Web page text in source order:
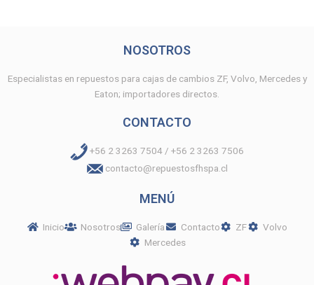
NOSOTROS
Especialistas en repuestos para cajas de cambios ZF, Volvo, Mercedes y
Eaton; importadores directos.
CONTACTO
+56 2 3263 7504 / +56 2 3263 7506
contacto@repuestosfhspa.cl
MENÚ
Inicio Nosotros Galería Contacto ZF
Volvo
Mercedes